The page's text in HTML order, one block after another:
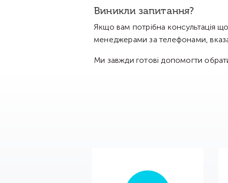
Виникли запитання?
Якщо вам потрібна консультація
менеджерами за телефонами,
Ми завжди готові допомогти